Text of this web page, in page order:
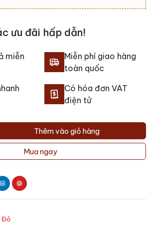
ưu đãi hấp dẫn!
miễn
Miễn phí giao hàng
toàn quốc
Có hóa đơn VAT
điện tử
Thêm vào giỏ hàng
Mua ngay
Đỏ